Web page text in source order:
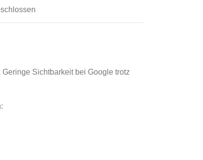
Sichtbarkeit bei Google trotz